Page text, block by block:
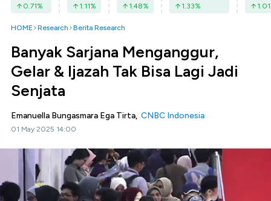
0.71% 1.11% 1.48% 1.33% 1.01
HOME Research Berita Research
Banyak Sarjana Menganggur,
Gelar & Ijazah Tak Bisa Lagi Jadi
Senjata
Emanuella Bungasmara Ega Tirta, CNBC Indonesia
01 May 2025 14:00